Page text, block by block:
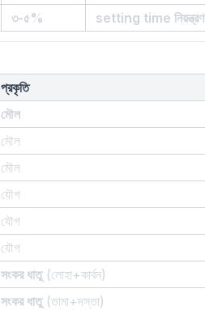
৩-৫% setting time নিয়ন্ত্রণ
প্রকৃতি
মৌল
মৌল
মৌল
যৌগ
যৌগ
যৌগ
সংকর ধাতু(লোহা+কার্বন)
সংকর ধাতু(তামা+দস্তা)